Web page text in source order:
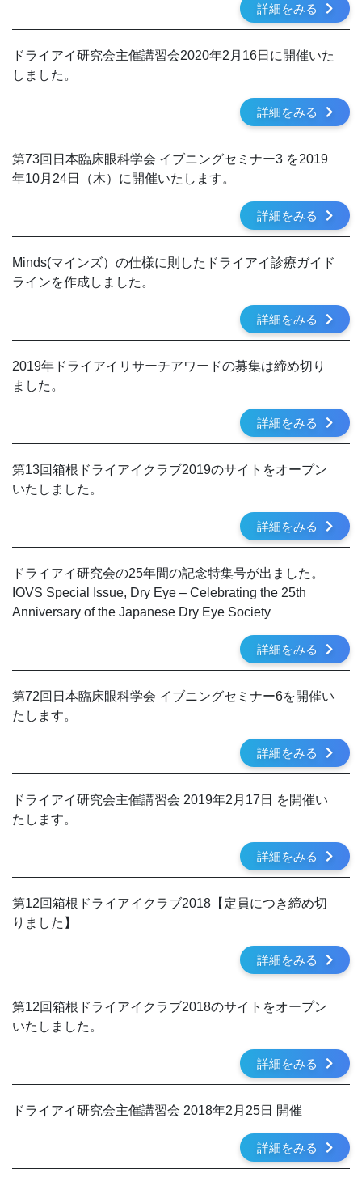
詳細をみる
ドライアイ研究会主催講習会2020年2月16日に開催いた
しました。
詳細をみる
第73回日本臨床眼科学会 イブニングセミナー3 を2019
年10月24日（木）に開催いたします。
詳細をみる
Minds(マインズ）の仕様に則したドライアイ診療ガイド
ラインを作成しました。
詳細をみる
2019年ドライアイリサーチアワードの募集は締め切り
ました。
詳細をみる
第13回箱根ドライアイクラブ2019のサイトをオープン
いたしました。
詳細をみる
ドライアイ研究会の25年間の記念特集号が出ました。
IOVS Special Issue, Dry Eye – Celebrating the 25th
Anniversary of the Japanese Dry Eye Society
詳細をみる
第72回日本臨床眼科学会 イブニングセミナー6を開催い
たします。
詳細をみる
ドライアイ研究会主催講習会 2019年2月17日 を開催い
たします。
詳細をみる
第12回箱根ドライアイクラブ2018【定員につき締め切
りました】
詳細をみる
第12回箱根ドライアイクラブ2018のサイトをオープン
いたしました。
詳細をみる
ドライアイ研究会主催講習会 2018年2月25日 開催
詳細をみる